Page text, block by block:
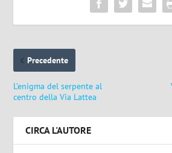
Precedente
L’enigma del serpente al
centro della Via Lattea
CIRCA L'AUTORE